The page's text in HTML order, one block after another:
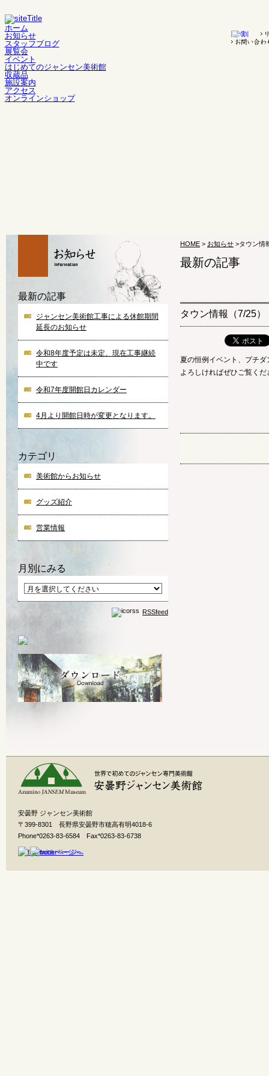
ホーム
お知らせ
スタッフブログ
展覧会
イベント
はじめてのジャンセン美術館
収蔵品
施設案内
アクセス
オンラインショップ
最新の記事
ジャンセン美術館工事による休館期間
延長のお知らせ
令和8年度予定は未定、現在工事継続
中です
令和7年度開館日カレンダー
4月より開館日時が変更となります。
カテゴリ
美術館からお知らせ
グッズ紹介
営業情報
月別にみる
RSSfeed
HOME > お知らせ >タウン情
最新の記事
タウン情報（7/25）
夏の恒例イベント、プチ
よろしければぜひご覧くだ
安曇野 ジャンセン美術館
〒399-8301 長野県安曇野市穂高有明4018-6
Phone*0263-83-6584 Fax*0263-83-6738